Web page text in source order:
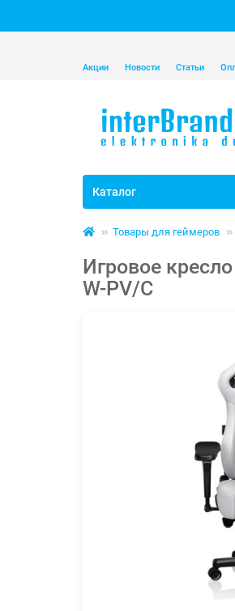
Акции Новости Статьи
Каталог
Товары для геймеров
Игровое
W-PV/C